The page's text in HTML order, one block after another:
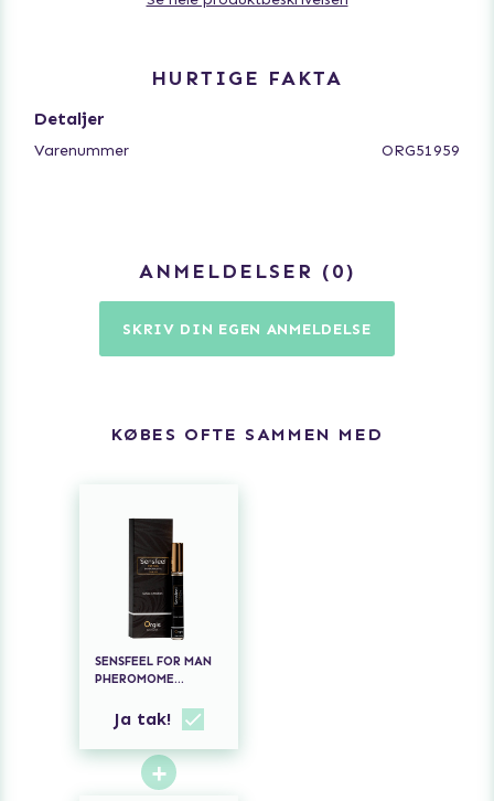
efter påføring og varer i flere timer. Påfør igen efter
HURTIGE FAKTA
Detaljer
Varenummer ORG51959
ANMELDELSER 0
SKRIV DIN EGEN ANMELDELSE
KØBES OFTE SAMMEN MED
SENSFEEL FOR MAN
PHEROMOME
Ja tak!
+